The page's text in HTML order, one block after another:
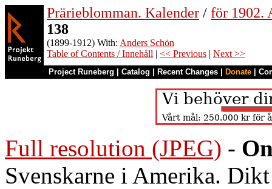
Prärieblomman. Kalender / för 1902.
138
(1899-1912) With: Anders Schön
Table of Contents / Innehåll | << Previous | Next >>
Project Runeberg Catalog Recent Changes Donate
Full resolution (JPEG) -
Svenskarne i Amerika.